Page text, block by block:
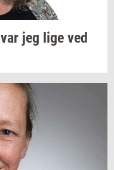
var jeg lige ved